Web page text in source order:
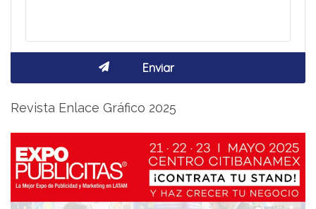
Revista Enlace Gráfico 2025